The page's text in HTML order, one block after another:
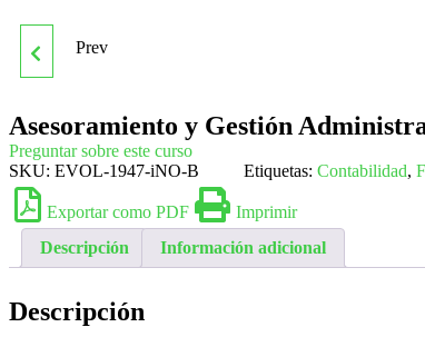
MF0967_3 CREACIÓN Y
REPOSITORIOS DE
CONTENIDOS
Prev
Asesoramiento y Gestión
Preguntar sobre este curso
SKU: EVOL-1947-iNO-B Etiquetas: Contabilidad,
Exportar como PDF
Imprimir
Descripción
Información adicional
Descripción